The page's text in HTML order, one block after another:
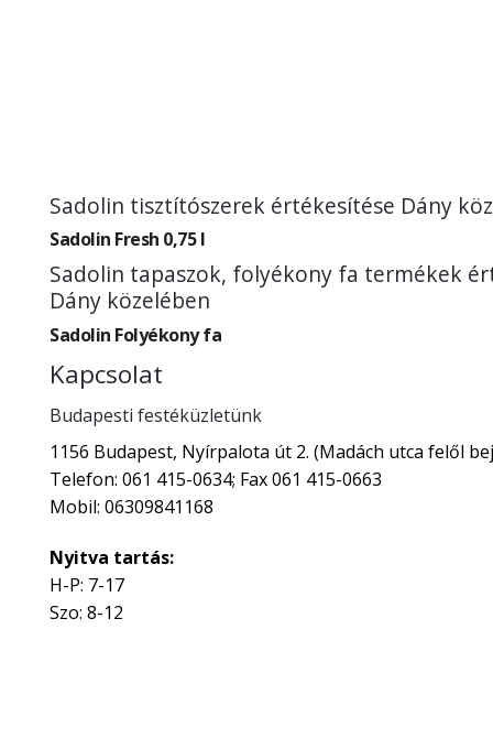
Sadolin tisztítószerek értékesítése Dány
Sadolin Fresh 0,75 l
Sadolin tapaszok, folyékony fa termékek
Dány közelében
Sadolin Folyékony fa
Kapcsolat
Budapesti festéküzletünk
1156 Budapest, Nyírpalota út 2. (Madách utca felől
Telefon: 061 415-0634; Fax 061 415-0663
Mobil: 06309841168
Nyitva tartás:
H-P: 7-17
Szo: 8-12